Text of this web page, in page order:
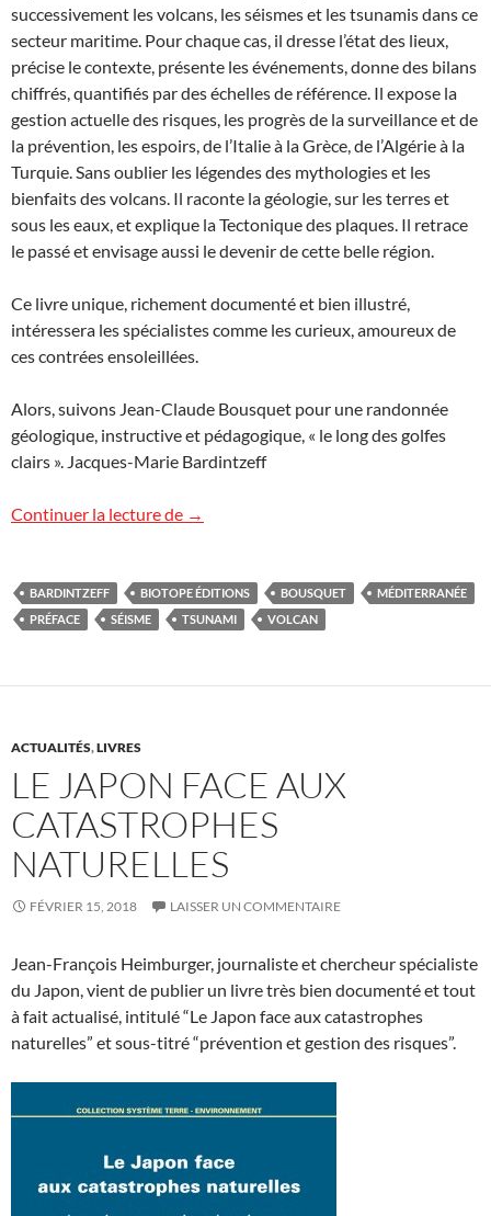
successivement les volcans, les séismes et les tsunamis dans ce
secteur maritime. Pour chaque cas, il dresse l’état des lieux,
précise le contexte, présente les événements, donne des bilans
chiffrés, quantifiés par des échelles de référence. Il expose la
gestion actuelle des risques, les progrès de la surveillance et de
la prévention, les espoirs, de l’Italie à la Grèce, de l’Algérie à la
Turquie. Sans oublier les légendes des mythologies et les
bienfaits des volcans. Il raconte la géologie, sur les terres et
sous les eaux, et explique la Tectonique des plaques. Il retrace
le passé et envisage aussi le devenir de cette belle région.
Ce livre unique, richement documenté et bien illustré,
intéressera les spécialistes comme les curieux, amoureux de
ces contrées ensoleillées.
Alors, suivons Jean-Claude Bousquet pour une randonnée
géologique, instructive et pédagogique, « le long des golfes
clairs ». Jacques-Marie Bardintzeff
Continuer la lecture de Volcans, séismes et tsunamis en
→
BARDINTZEFF BIOTOPE ÉDITIONS BOUSQUET
MÉDITERRANÉE
PRÉFACE
SÉISME TSUNAMI VOLCAN
ACTUALITÉS,LIVRES
LE JAPON FACE AUX
CATASTROPHES
NATURELLES
FÉVRIER 15, 2018 LAISSER UN COMMENTAIRE
Jean-François Heimburger, journaliste et chercheur spécialiste
du Japon, vient de publier un livre très bien documenté et tout
à fait actualisé, intitulé “Le Japon face aux catastrophes
naturelles” et sous-titré “prévention et gestion des risques”.